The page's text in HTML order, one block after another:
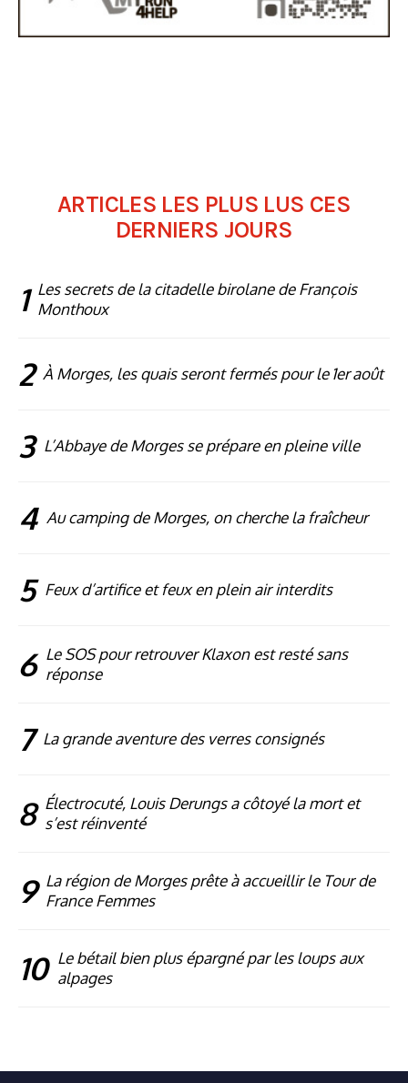
ARTICLES LES PLUS LUS CES
DERNIERS JOURS
1 Les secrets de la citadelle birolane de François
Monthoux
2 À Morges, les quais seront fermés pour le 1er août
3 L’Abbaye de Morges se prépare en pleine ville
4 Au camping de Morges, on cherche la fraîcheur
5 Feux d’artifice et feux en plein air interdits
6 Le SOS pour retrouver Klaxon est resté sans
réponse
7 La grande aventure des verres consignés
8 Électrocuté, Louis Derungs a côtoyé la mort et
s’est réinventé
9 La région de Morges prête à accueillir le Tour de
France Femmes
10 Le bétail bien plus épargné par les loups aux
alpages